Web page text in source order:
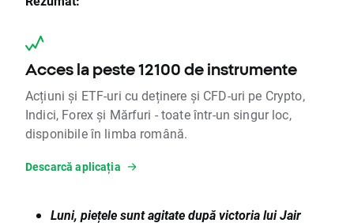
Acces la peste 12100 de instrumente
Acțiuni și ETF-uri cu deținere și CFD-uri pe Crypto,
Indici, Forex și Mărfuri - toate într-un singur loc,
disponibile în limba română.
Descarcă aplicația
Luni, piețele sunt agitate după victoria lui Jair